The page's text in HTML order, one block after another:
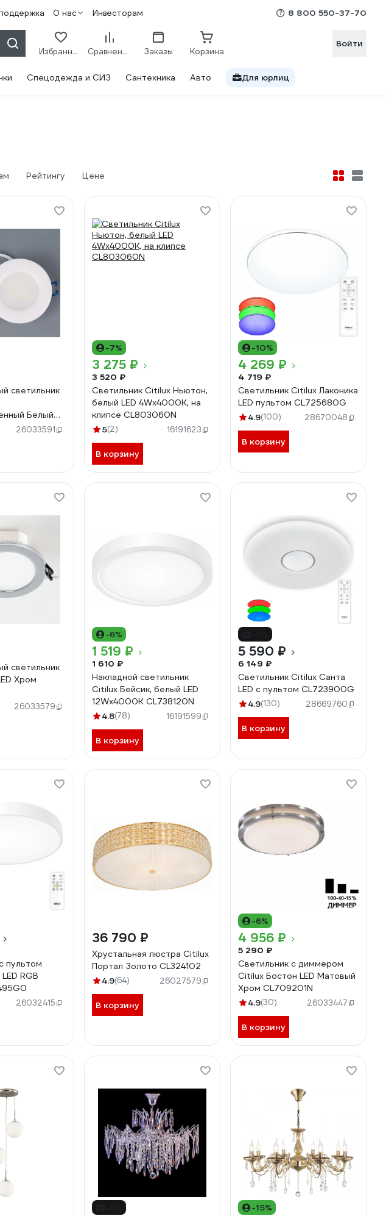
О нас Инвесторам 8 800 550-37-70
Избранное Сравнение Заказы Корзина
Войти
Спецодежда и СИЗ Сантехника Авто Для юрлиц
Рейтингу Цене
светильник
Белый
26033591
-7%
3 275 ₽
3 520 ₽
Светильник Citilux Ньютон,
белый LED 4Wх4000K, на
клипсе CL803060N
5(2) 16191623
В корзину
-10%
4 269 ₽
4 719 ₽
Светильник Citilux Лаконика
LED пультом CL725680G
4.9(100) 28670048
В корзину
светильник
Хром
26033579
-6%
1 519 ₽
1 610 ₽
Накладной светильник
Citilux Бейсик, белый LED
12Wх4000K CL738120N
4.8(78) 16191599
В корзину
5 590 ₽
6 149 ₽
Светильник Citilux Санта
LED с пультом CL723900G
4.9(130) 28669760
В корзину
пультом
RGB
26032415
36 790 ₽
Хрустальная люстра Citilux
Портал Золото CL324102
4.9(64) 26027579
В корзину
-6%
4 956 ₽
5 290 ₽
Светильник с диммером
Citilux Бостон LED Матовый
Хром CL709201N
4.9(30) 26033447
В корзину
-15%